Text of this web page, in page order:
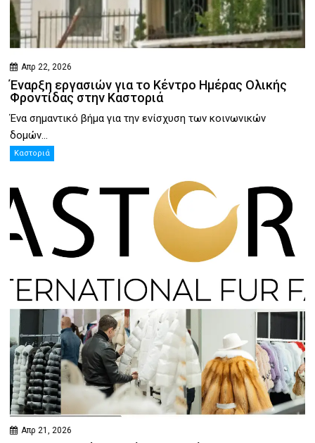
Απρ 22, 2026
Έναρξη εργασιών για το Κέντρο Ημέρας Ολικής
Φροντίδας στην Καστοριά
Ένα σημαντικό βήμα για την ενίσχυση των κοινωνικών
δομών...
Καστοριά
Απρ 21, 2026